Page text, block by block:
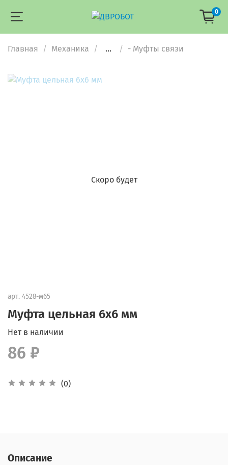
0
Главная Механика ... - Муфты связи
Скоро будет
арт. 4528-м65
Муфта цельная 6х6 мм
(0)
Нет в наличии
86 ₽
Описание